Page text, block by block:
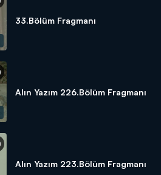
33.Bölüm Fragmanı
Alın Yazım 226.Bölüm Fragmanı
Alın Yazım 223.Bölüm Fragmanı